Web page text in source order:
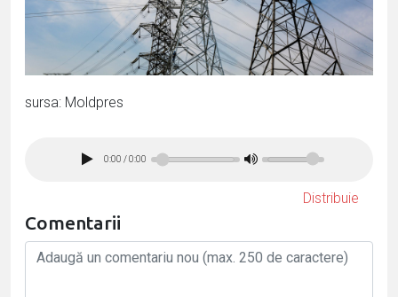
sursa: Moldpres
0:00 /0:00
Distribuie
Comentarii